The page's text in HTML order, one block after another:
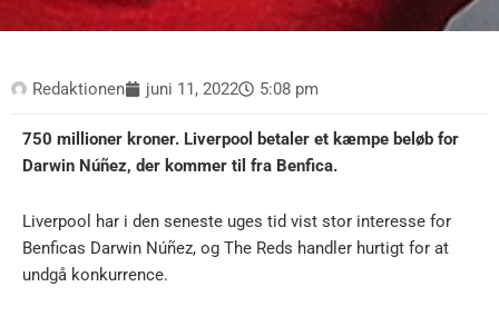
Redaktionen juni 11, 2022 5:08 pm
750 millioner kroner. Liverpool betaler et kæmpe beløb for
Darwin Núñez, der kommer til fra Benfica.
Liverpool har i den seneste uges tid vist stor interesse for
Benficas Darwin Núñez, og The Reds handler hurtigt for at
undgå konkurrence.